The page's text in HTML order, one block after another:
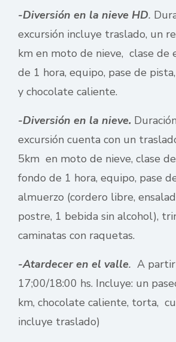
-Diversión en la nieve HD.
excursión incluye traslado, un
km en moto de nieve, clase de
de 1 hora, equipo, pase de
y chocolate caliente.
-Diversión en la nieve.
excursión cuenta con un
5km en moto de nieve, clase
fondo de 1 hora, equipo, pase
almuerzo (cordero libre,
postre, 1 bebida sin alcohol),
caminatas con raquetas.
-Atardecer en el valle. A
17;00/18:00 hs. Incluye: un
km, chocolate caliente, torta,
incluye traslado)